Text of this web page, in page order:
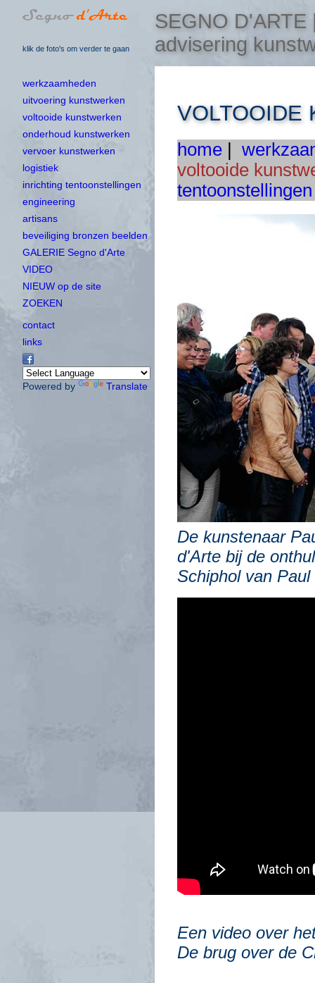
klik de foto's om verder te gaan
SEGNO D'ARTE
advisering
werkzaamheden
uitvoering kunstwerken
voltooide kunstwerken
onderhoud kunstwerken
vervoer kunstwerken
logistiek
inrichting tentoonstellingen
engineering
artisans
beveiliging bronzen beelden
GALERIE Segno d'Arte
VIDEO
NIEUW op de site
ZOEKEN
contact
links
Powered by Translate
VOLTOOIDE
home |
voltooide
tentoonstellingen
De kunstenaar
d'Arte bij de
Schiphol van
Een video over
De brug over de